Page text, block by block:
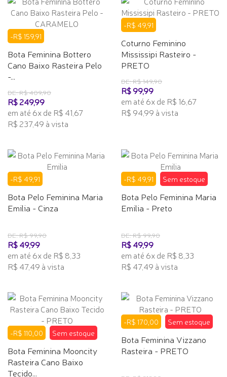
-R$ 159,91
Bota Feminina Bottero
Cano Baixo Rasteira Pelo
-...
DE: R$ 409,90
R$ 249,99
em até 6x de R$ 41,67
R$ 237,49 à vista
-R$ 49,91
Coturno Feminino
Mississipi Rasteiro -
PRETO
DE: R$ 149,90
R$ 99,99
em até 6x de R$ 16,67
R$ 94,99 à vista
-R$ 49,91
Bota Pelo Feminina Maria
Emilia - Cinza
DE: R$ 99,90
R$ 49,99
em até 6x de R$ 8,33
R$ 47,49 à vista
-R$ 49,91 Sem estoque
Bota Pelo Feminina Maria
Emilia - Preto
DE: R$ 99,90
R$ 49,99
em até 6x de R$ 8,33
R$ 47,49 à vista
-R$ 110,00 Sem estoque
Bota Feminina Mooncity
Rasteira Cano Baixo
Tecido...
-R$ 170,00 Sem estoque
Bota Feminina Vizzano
Rasteira - PRETO